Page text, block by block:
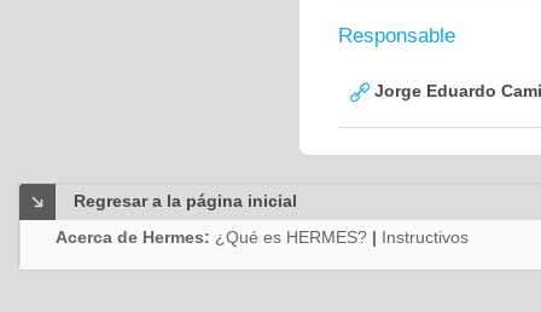
Responsable
Jorge Eduardo
Regresar a la página inicial
Acerca de Hermes: ¿Qué es HERMES? | Instructivos